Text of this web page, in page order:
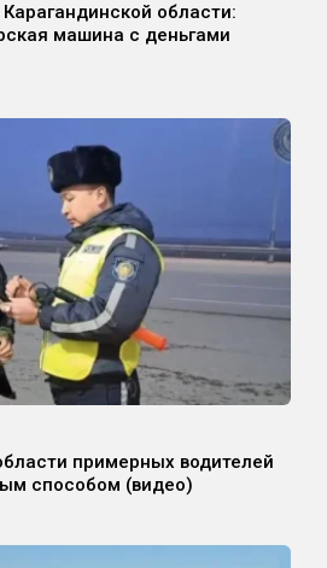
области:
машина с деньгами
примерных водителей
способом (видео)